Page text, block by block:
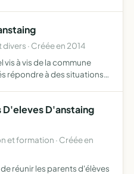
· Créée en 2014
à vis de la commune
répondre à des situations
D'eleves D'anstaing
et formation · Créée en
réunir les parents d'élèves